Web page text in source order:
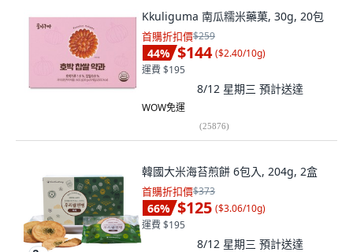
Kkuliguma 南瓜糯米藥菓, 30g, 20包
首購折扣價$259
44% $144 ($2.40/10g)
運費 $195
8/12 星期三 預計送達
WOW免運
(25876)
韓國大米海苔煎餅 6包入, 204g, 2盒
首購折扣價$373
66% $125 ($3.06/10g)
運費 $195
8/12 星期三 預計送達